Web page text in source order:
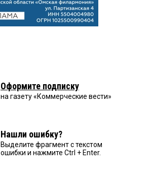
Оформите подписку
на газету «Коммерческие вести»
Нашли ошибку?
Выделите фрагмент с текстом
ошибки и нажмите Ctrl + Enter.